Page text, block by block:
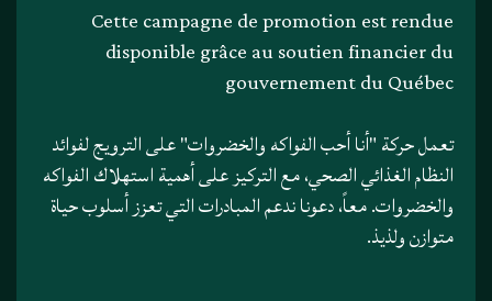
Cette campagne de promotion est rendue
disponible grâce au soutien financier du
gouvernement du Québec
تعمل حركة "أنا أحب الفواكه والخضروات" على الترويج لفوائد
النظام الغذائي الصحي، مع التركيز على أهمية استهلاك الفواكه
والخضروات. معاً، دعونا ندعم المبادرات التي تعزز أسلوب حياة
متوازن ولذيذ.